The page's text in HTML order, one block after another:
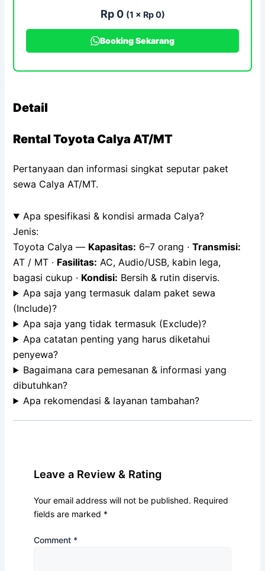
Rp 0 (1 × Rp 0)
Booking Sekarang
Detail
Rental Toyota Calya AT/MT
Pertanyaan dan informasi singkat seputar paket
sewa Calya AT/MT.
Apa spesifikasi & kondisi armada Calya?
Jenis:
Toyota Calya — Kapasitas: 6–7 orang ·Transmisi:
AT / MT · Fasilitas: AC, Audio/USB, kabin lega,
bagasi cukup · Kondisi: Bersih & rutin diservis.
Apa saja yang termasuk dalam paket sewa
(Include)?
Apa saja yang tidak termasuk (Exclude)?
Apa catatan penting yang harus diketahui
penyewa?
Bagaimana cara pemesanan & informasi yang
dibutuhkan?
Apa rekomendasi & layanan tambahan?
Leave a Review & Rating
Your email address will not be published. Required
fields are marked *
Comment *